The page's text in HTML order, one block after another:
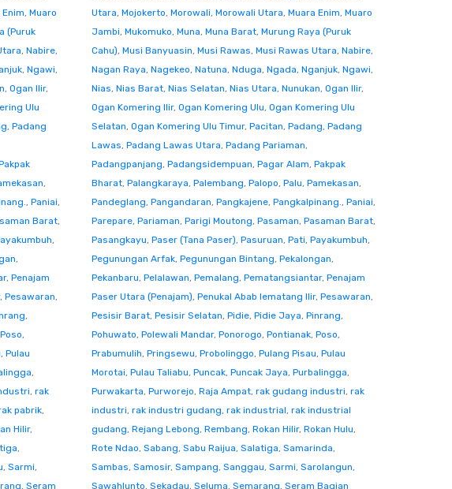
Enim, Muaro
(Puruk
, Nabire,
, Ngawi,
, Ogan Ilir,
Ulu
, Padang
,
, Paniai,
Barat,
,
,
, Penajam
, Pesawaran,
,
Poso,
, Pulau
,
, rak
pabrik,
Hilir,
,
, Sarmi,
, Seram
Utara, Mojokerto, Morowali, Morowali Utara, Muara Enim, Muaro
Jambi, Mukomuko, Muna, Muna Barat, Murung Raya (Puruk
Cahu), Musi Banyuasin, Musi Rawas, Musi Rawas Utara, Nabire,
Nagan Raya, Nagekeo, Natuna, Nduga, Ngada, Nganjuk, Ngawi,
Nias, Nias Barat, Nias Selatan, Nias Utara, Nunukan, Ogan Ilir,
Ogan Komering Ilir, Ogan Komering Ulu, Ogan Komering Ulu
Selatan, Ogan Komering Ulu Timur, Pacitan, Padang, Padang
Lawas, Padang Lawas Utara, Padang Pariaman,
Padangpanjang, Padangsidempuan, Pagar Alam, Pakpak
Bharat, Palangkaraya, Palembang, Palopo, Palu, Pamekasan,
Pandeglang, Pangandaran, Pangkajene, Pangkalpinang., Paniai,
Parepare, Pariaman, Parigi Moutong, Pasaman, Pasaman Barat,
Pasangkayu, Paser (Tana Paser), Pasuruan, Pati, Payakumbuh,
Pegunungan Arfak, Pegunungan Bintang, Pekalongan,
Pekanbaru, Pelalawan, Pemalang, Pematangsiantar, Penajam
Paser Utara (Penajam), Penukal Abab lematang Ilir, Pesawaran,
Pesisir Barat, Pesisir Selatan, Pidie, Pidie Jaya, Pinrang,
Pohuwato, Polewali Mandar, Ponorogo, Pontianak, Poso,
Prabumulih, Pringsewu, Probolinggo, Pulang Pisau, Pulau
Morotai, Pulau Taliabu, Puncak, Puncak Jaya, Purbalingga,
Purwakarta, Purworejo, Raja Ampat, rak gudang industri, rak
industri, rak industri gudang, rak industrial, rak industrial
gudang, Rejang Lebong, Rembang, Rokan Hilir, Rokan Hulu,
Rote Ndao, Sabang, Sabu Raijua, Salatiga, Samarinda,
Sambas, Samosir, Sampang, Sanggau, Sarmi, Sarolangun,
Sawahlunto, Sekadau, Seluma, Semarang, Seram Bagian